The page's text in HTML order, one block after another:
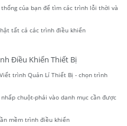
của bạn để tìm các trình lỗi thời và
tất cả các trình điều khiển
Điều Khiển Thiết Bị
trình Quản Lí Thiết Bị - chọn trình
chuột-phải vào danh mục cần được
mềm trình điều khiển